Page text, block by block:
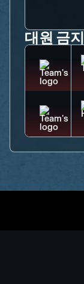
대원 금지